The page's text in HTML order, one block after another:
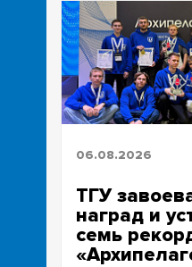
06.08.2026
ТГУ
наград и
семь